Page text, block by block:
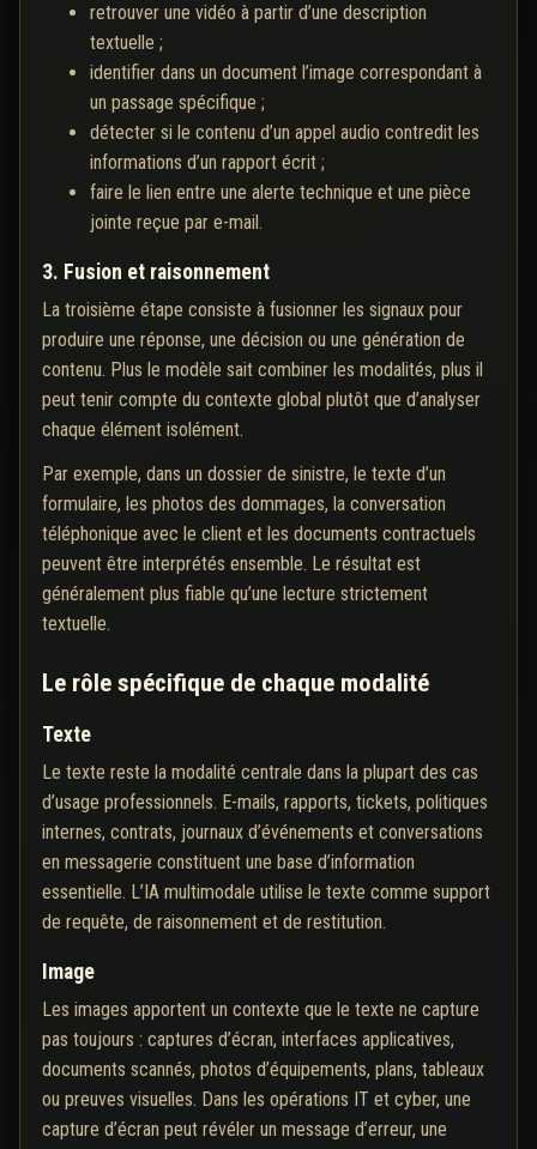
retrouver une vidéo à partir d’une description
textuelle ;
identifier dans un document l’image correspondant à
un passage spécifique ;
détecter si le contenu d’un appel audio contredit les
informations d’un rapport écrit ;
faire le lien entre une alerte technique et une pièce
jointe reçue par e-mail.
3. Fusion et raisonnement
La troisième étape consiste à fusionner les signaux pour
produire une réponse, une décision ou une génération de
contenu. Plus le modèle sait combiner les modalités, plus il
peut tenir compte du contexte global plutôt que d’analyser
chaque élément isolément.
Par exemple, dans un dossier de sinistre, le texte d’un
formulaire, les photos des dommages, la conversation
téléphonique avec le client et les documents contractuels
peuvent être interprétés ensemble. Le résultat est
généralement plus fiable qu’une lecture strictement
textuelle.
Le rôle spécifique de chaque modalité
Texte
Le texte reste la modalité centrale dans la plupart des cas
d’usage professionnels. E-mails, rapports, tickets, politiques
internes, contrats, journaux d’événements et conversations
en messagerie constituent une base d’information
essentielle. L’IA multimodale utilise le texte comme support
de requête, de raisonnement et de restitution.
Image
Les images apportent un contexte que le texte ne capture
pas toujours : captures d’écran, interfaces applicatives,
documents scannés, photos d’équipements, plans, tableaux
ou preuves visuelles. Dans les opérations IT et cyber, une
capture d’écran peut révéler un message d’erreur, une